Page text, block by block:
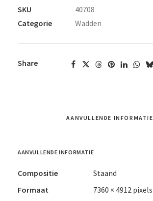
SKU
40708
Categorie
Wadden
Share
AANVULLENDE INFORMATIE
AANVULLENDE INFORMATIE
Compositie
Staand
Formaat
7360 × 4912 pixels